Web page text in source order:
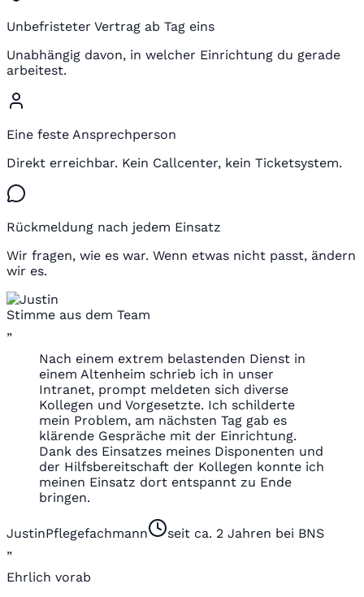
Unbefristeter Vertrag ab Tag eins
Unabhängig davon, in welcher Einrichtung du gerade
arbeitest.
Eine feste Ansprechperson
Direkt erreichbar. Kein Callcenter, kein Ticketsystem.
Rückmeldung nach jedem Einsatz
Wir fragen, wie es war. Wenn etwas nicht passt, ändern
wir es.
Stimme aus dem Team
„
Nach einem extrem belastenden Dienst in
einem Altenheim schrieb ich in unser
Intranet, prompt meldeten sich diverse
Kollegen und Vorgesetzte. Ich schilderte
mein Problem, am nächsten Tag gab es
klärende Gespräche mit der Einrichtung.
Dank des Einsatzes meines Disponenten und
der Hilfsbereitschaft der Kollegen konnte ich
meinen Einsatz dort entspannt zu Ende
bringen.
JustinPflegefachmann
seit ca. 2 Jahren bei BNS
„
Ehrlich vorab